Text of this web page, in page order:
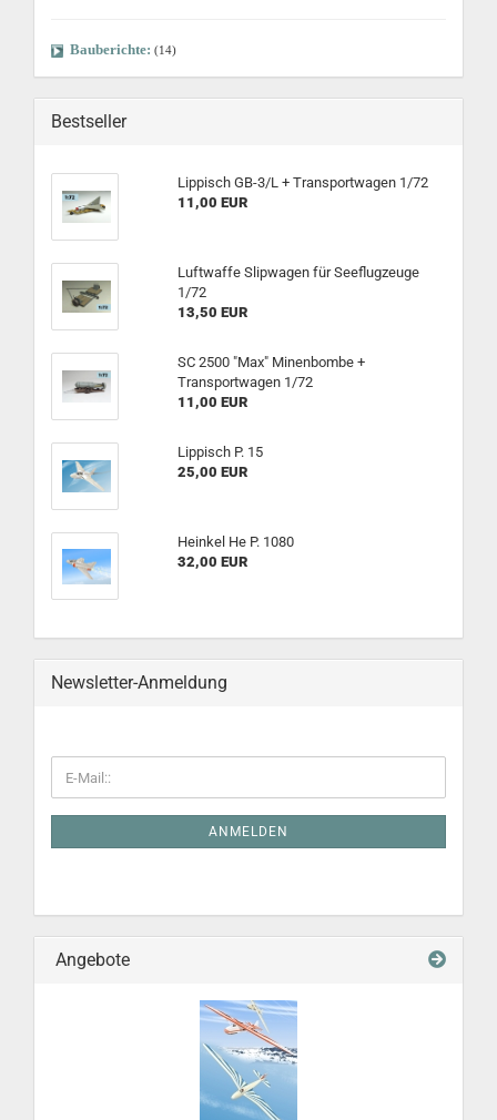
Bauberichte: (14)
Bestseller
Lippisch GB-3/L + Transportwagen 1/72
11,00 EUR
Luftwaffe Slipwagen für Seeflugzeuge
1/72
13,50 EUR
SC 2500 "Max" Minenbombe +
Transportwagen 1/72
11,00 EUR
Lippisch P. 15
25,00 EUR
Heinkel He P. 1080
32,00 EUR
Newsletter-Anmeldung
ANMELDEN
Angebote